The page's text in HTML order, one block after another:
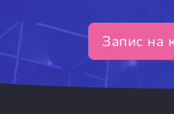
Запис на